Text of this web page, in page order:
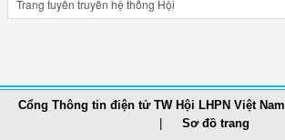
Cổng Thông tin điện tử TW Hội LHPN Việt Nam
Sơ đồ trang